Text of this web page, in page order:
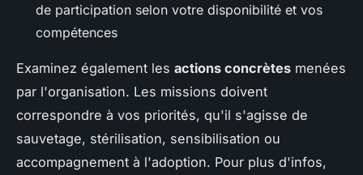
de participation selon votre disponibilité et vos
compétences
Examinez également les actions concrètes menées
par l'organisation. Les missions doivent
correspondre à vos priorités, qu'il s'agisse de
sauvetage, stérilisation, sensibilisation ou
accompagnement à l'adoption. Pour plus d'infos,